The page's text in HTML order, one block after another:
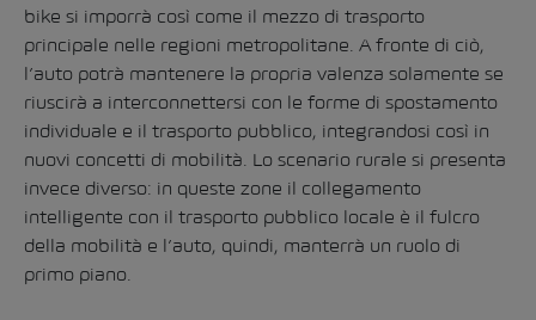
bike si imporrà così come il mezzo di trasporto
principale nelle regioni metropolitane. A fronte di ciò,
l’auto potrà mantenere la propria valenza solamente se
riuscirà a interconnettersi con le forme di spostamento
individuale e il trasporto pubblico, integrandosi così in
nuovi concetti di mobilità. Lo scenario rurale si presenta
invece diverso: in queste zone il collegamento
intelligente con il trasporto pubblico locale è il fulcro
della mobilità e l’auto, quindi, manterrà un ruolo di
primo piano.